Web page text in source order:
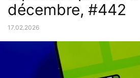
décembre, #442
17.02.2026